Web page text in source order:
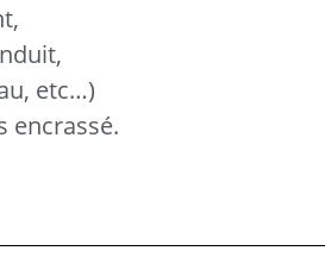
etc…)
encrassé.